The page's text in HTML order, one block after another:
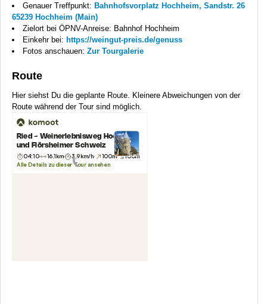
Genauer Treffpunkt: Bahnhofsvorplatz Hochheim, Sandstr. 26
65239 Hochheim (Main)
Zielort bei ÖPNV-Anreise: Bahnhof Hochheim
Einkehr bei: https://weingut-preis.de/genuss
Fotos anschauen: Zur Tourgalerie
Route
Hier siehst Du die geplante Route. Kleinere Abweichungen von der
Route während der Tour sind möglich.